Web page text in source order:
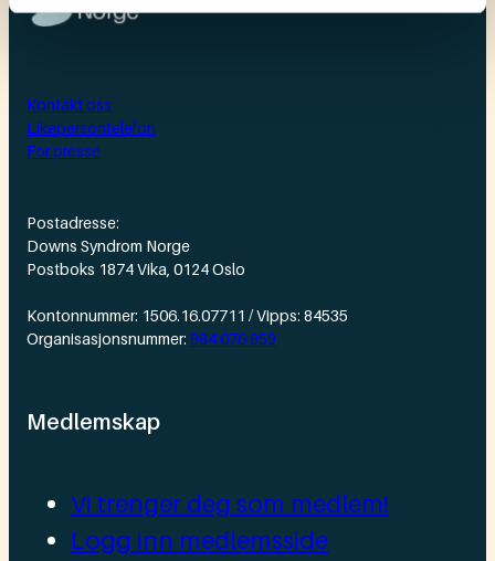
Kontakt oss
Likepersontelefon
For presse
Postadresse:
Downs Syndrom Norge
Postboks 1874 Vika, 0124 Oslo
Kontonnummer: 1506.16.07711 / Vipps: 84535
Organisasjonsnummer: 984 076 959
Medlemskap
Vi trenger deg som medlem!
Logg inn medlemsside